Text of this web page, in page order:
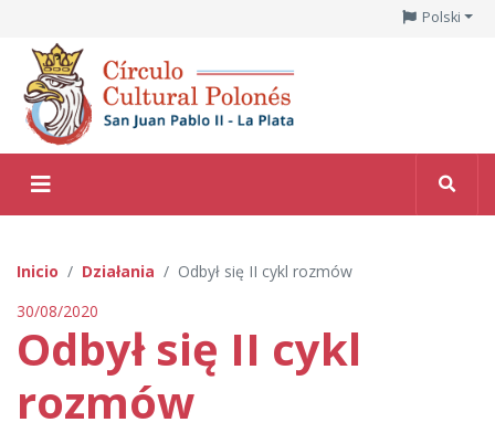
Polski
Inicio Działania
Odbył się II cykl rozmów
30/08/2020
Odbył się II cykl
rozmów